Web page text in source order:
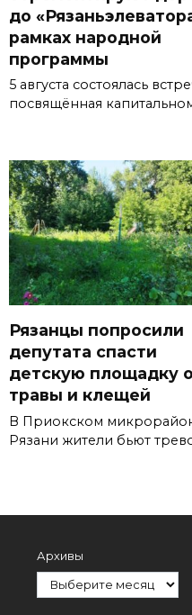
до
рамках народной
программы
5 августа состоялась
посвящённая
Рязанцы попросили
депутата спасти
детскую площадку
травы и клещей
В Приокском
Рязани жители бьют
Архивы